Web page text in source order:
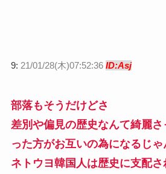
9: 21/01/28(木)07:52:36 ID:Asj
部落もそうだけどさ
差別や偏見の歴史なんて綺麗さ
った方がお互いの為になるじゃ
ネトウヨ韓国人は歴史に支配さ